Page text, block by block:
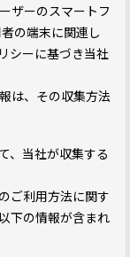
ザーのスマートフ
の端末に関連し
シーに基づき当社
は、その収集方法
、当社が収集する
ご利用方法に関す
下の情報が含まれ